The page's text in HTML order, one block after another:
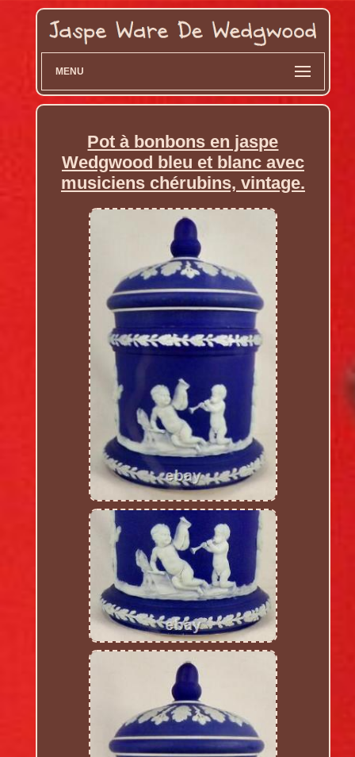
MENU
Pot à bonbons en jaspe
Wedgwood bleu et blanc avec
musiciens chérubins, vintage.